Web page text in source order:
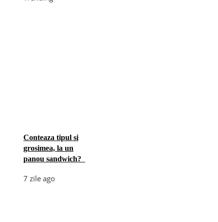
Conteaza tipul si
grosimea, la un
panou sandwich?
7 zile ago